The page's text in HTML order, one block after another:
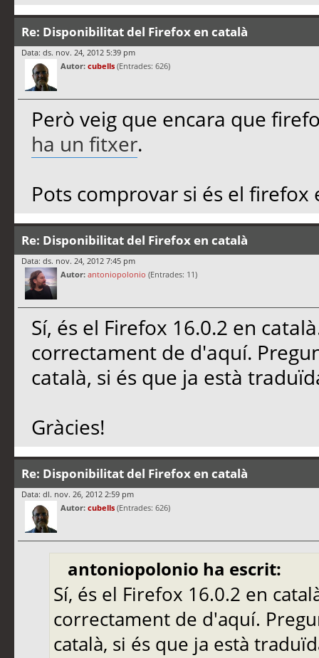
Re: Disponibilitat del Firefox en català
Data: ds. nov. 24, 2012 5:39 pm
Autor: cubells (Entrades: 626)
Però veig que encara que
ha un fitxer.
Pots comprovar si és el firefox
Re: Disponibilitat del Firefox en català
Data: ds. nov. 24, 2012 7:45 pm
Autor: antoniopolonio (Entrades: 11)
Sí, és el Firefox 16.0.2 en
correctament de d'aquí.
català, si és que ja està
Gràcies!
Re: Disponibilitat del Firefox en català
Data: dl. nov. 26, 2012 2:59 pm
Autor: cubells (Entrades: 626)
antoniopolonio ha escrit:
Sí, és el Firefox 16.0.2 en
correctament de d'aquí.
català, si és que ja està